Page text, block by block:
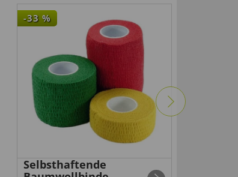
-33 %
Selbsthaftende